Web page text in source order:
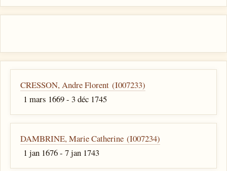
CRESSON, Andre Florent (I007233)
1 mars 1669 - 3 déc 1745
DAMBRINE, Marie Catherine (I007234)
1 jan 1676 - 7 jan 1743